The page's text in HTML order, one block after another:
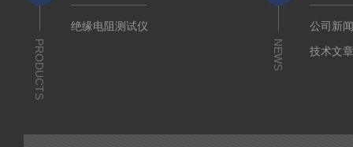
PRODUCTS
绝缘电阻测试仪
NEWS
公司新
技术文